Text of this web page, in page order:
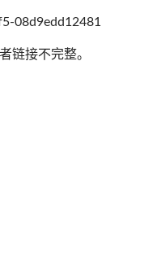
08d9edd12481
链接不完整。